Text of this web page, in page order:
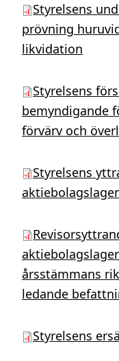
Styrelsens
prövning
likvidation
Styrelsens
bemyndigande
förvärv och
Styrelsens
årsstämmans
ledande
Styrelsens